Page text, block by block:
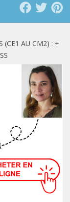
(CE1 AU CM2) : +